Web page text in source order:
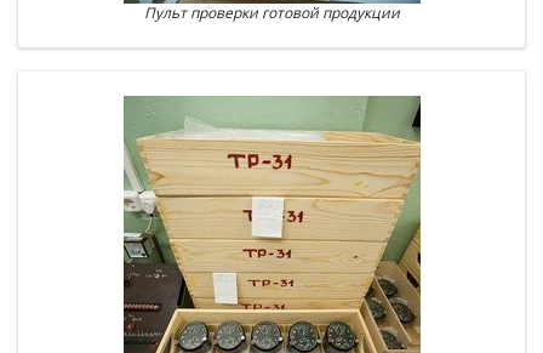
Пульт проверки готовой продукции